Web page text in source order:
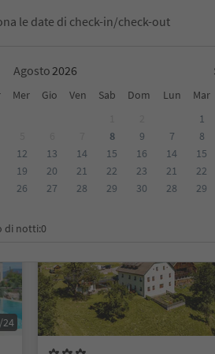
le date di check-in/check-out
Agosto
Mer Gio Ven Sab Dom Lun
Mar
8
9
12 13 14 15
16
19 20 21 22
23
26 27 28 29
30
1
7
8
14
15
21
22
28
29
di notti:0
Trattamento Alloggi
24